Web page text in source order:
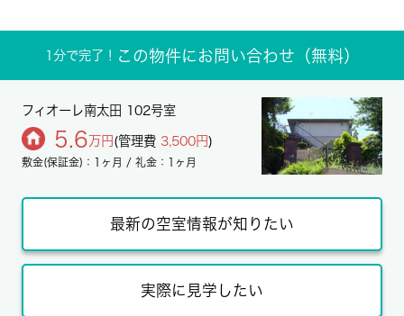
1分で完了！ この物件にお問い合わせ（無料）
フィオーレ南太田 102号室
5.6 万円 (管理費 3,500円)
敷金(保証金)：1ヶ月 / 礼金：1ヶ月
最新の空室情報が知りたい
実際に見学したい